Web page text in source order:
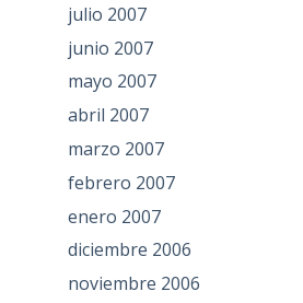
julio 2007
junio 2007
mayo 2007
abril 2007
marzo 2007
febrero 2007
enero 2007
diciembre 2006
noviembre 2006